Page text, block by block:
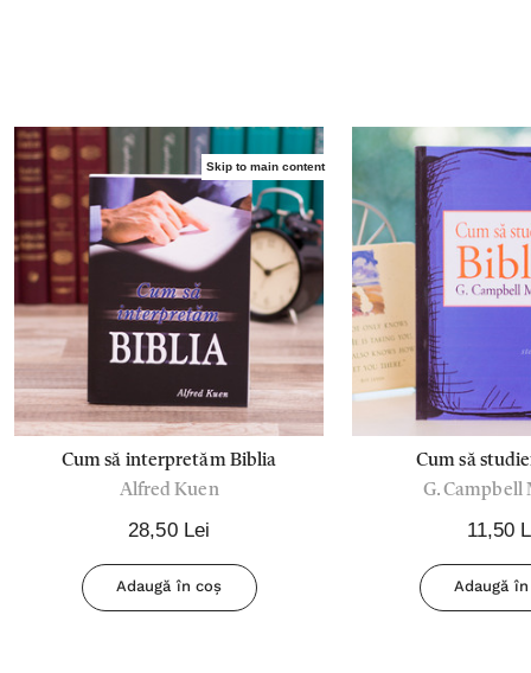
Skip to main content
Cum să interpretăm Biblia
Alfred Kuen
28,50 Lei
Adaugă în coș
Cum să
G. Campbell
11,50
Adaugă